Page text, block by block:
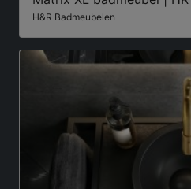
H&R Badmeubelen